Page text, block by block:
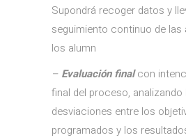
Supondrá recoger datos y
seguimiento continuo de las
los alumn
– Evaluación finalcon
final del proceso, analizando
desviaciones entre los
programados y los